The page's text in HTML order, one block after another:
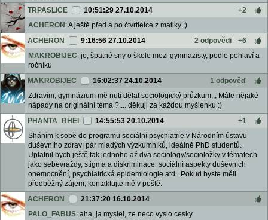
TRPASLICE
10:51:29 27.10.2014
+2
ACHERON : A ještě před a po čtvrtletce z matiky ;)
ACHERON
9:16:56 27.10.2014 2 odpovědi
+6
MAKROBIJEC: jo, špatné sny o škole mezi gymnazisty, podle pohlaví a
ročníku
MAKROBIJEC
16:02:37 24.10.2014
1 odpověď
Zdravím, gymnázium mě nutí dělat sociologický průzkum,,, Máte nějaké
nápady na originální téma ?.... děkuji za každou myšlenku :)
PHANTA_RHEI
14:55:53 20.10.2014
+1
Sháním k sobě do programu sociální psychiatrie v Národním ústavu
duševního zdraví pár mladých výzkumníků, ideálně PhD studentů.
Uplatnil bych ještě tak jednoho až dva sociology/socioložky v tématech
jako sebevraždy, stigma a diskriminace, sociální aspekty duševních
onemocnění, psychiatrická epidemiologie atd.. Pokud byste měli
předběžný zájem, kontaktujte mě v poště.
ACHERON
21:37:20 16.10.2014
PALO_FABUS: aha, ja myslel, ze neco vyslo cesky